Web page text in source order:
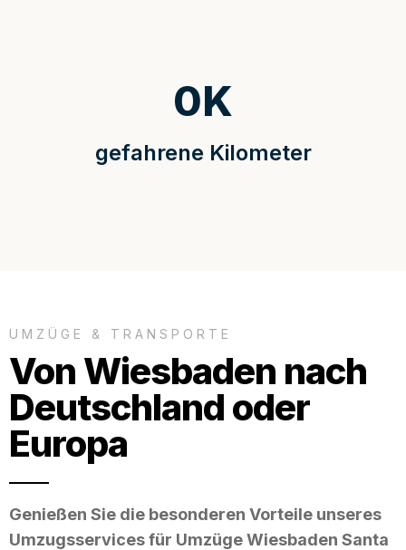
gefahrene Kilometer
0K
UMZÜGE & TRANSPORTE
Von Wiesbaden nach
Deutschland oder
Europa
Genießen Sie die besonderen Vorteile unseres
Umzugsservices für Umzüge Wiesbaden Santa